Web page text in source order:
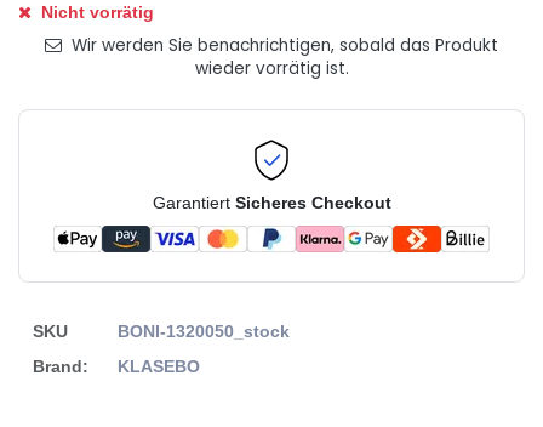
Nicht vorrätig
Wir werden Sie benachrichtigen, sobald das Produkt
wieder vorrätig ist.
Garantiert Sicheres Checkout
SKU
BONI-1320050_stock
Brand:
KLASEBO